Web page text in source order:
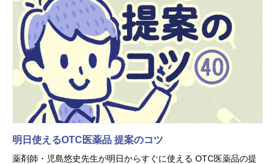
明日使えるOTC医薬品 提案のコツ
薬剤師・児島悠史先生が明日からすぐに使える OTC医薬品の提